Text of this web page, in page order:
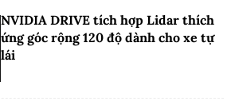
NVIDIA DRIVE tích hợp Lidar thích
ứng góc rộng 120 độ dành cho xe tự
lái